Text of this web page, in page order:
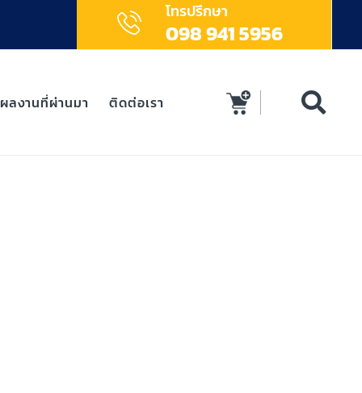
โทรปรึกษา
098 941 5956
ผลงานที่ผ่านมา ติดต่อเรา